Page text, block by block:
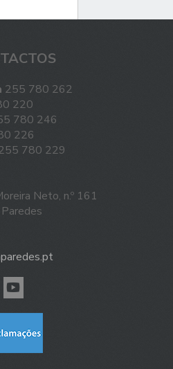
255 780 262
220
780 246
226
780 229
Neto, n.º 161